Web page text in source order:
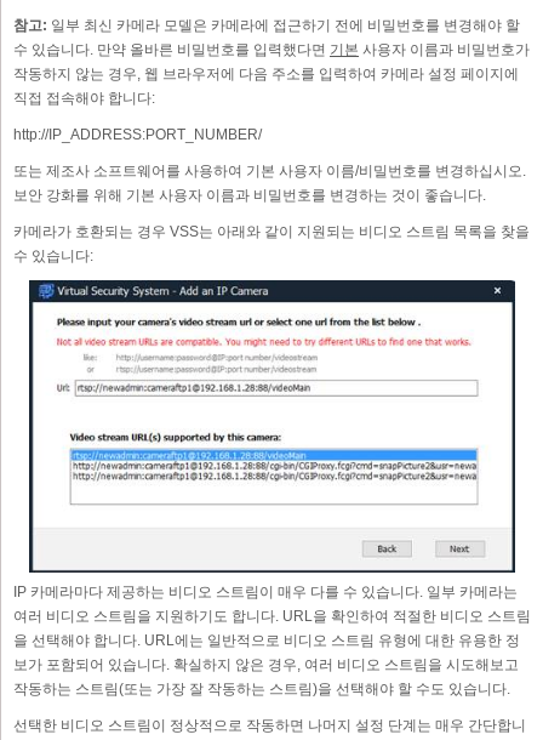
참고: 일부 최신 카메라 모델은 카메라에 접근하기 전에 비밀번호를 변경해야 할
수 있습니다. 만약 올바른 비밀번호를 입력했다면 기본 사용자 이름과 비밀번호가
작동하지 않는 경우, 웹 브라우저에 다음 주소를 입력하여 카메라 설정 페이지에
직접 접속해야 합니다:
http://IP_ADDRESS:PORT_NUMBER/
또는 제조사 소프트웨어를 사용하여 기본 사용자 이름/비밀번호를 변경하십시오.
보안 강화를 위해 기본 사용자 이름과 비밀번호를 변경하는 것이 좋습니다.
카메라가 호환되는 경우 VSS는 아래와 같이 지원되는 비디오 스트림 목록을 찾을
수 있습니다:
IP 카메라마다 제공하는 비디오 스트림이 매우 다를 수 있습니다. 일부 카메라는
여러 비디오 스트림을 지원하기도 합니다. URL을 확인하여 적절한 비디오 스트림
을 선택해야 합니다. URL에는 일반적으로 비디오 스트림 유형에 대한 유용한 정
보가 포함되어 있습니다. 확실하지 않은 경우, 여러 비디오 스트림을 시도해보고
작동하는 스트림(또는 가장 잘 작동하는 스트림)을 선택해야 할 수도 있습니다.
선택한 비디오 스트림이 정상적으로 작동하면 나머지 설정 단계는 매우 간단합니